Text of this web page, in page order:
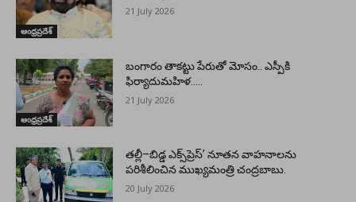
ఆంధ్రప్రదేశ్
21 July 2026
ఆంధ్రప్రదేశ్
బంగారం తాకట్టు పేరుతో మోసం.. ఎస్పీకి
ఫిర్యాదుమహిళ…..
21 July 2026
తల్లీ–బిడ్డ ఎక్స్‌ప్రెస్’ నూతన వాహనాలను
పరిశీలించిన ముఖ్యమంత్రి చంద్రబాబు.
20 July 2026